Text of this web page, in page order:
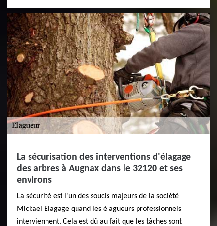
La sécurisation des interventions d'élagage
des arbres à Augnax dans le 32120 et ses
environs
La sécurité est l'un des soucis majeurs de la société
Mickael Elagage quand les élagueurs professionnels
interviennent. Cela est dû au fait que les tâches sont